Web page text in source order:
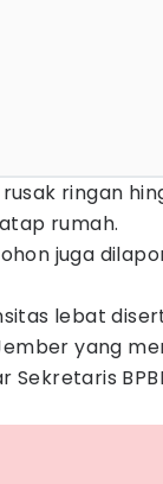
ringan
rumah.
juga
lebat
yang